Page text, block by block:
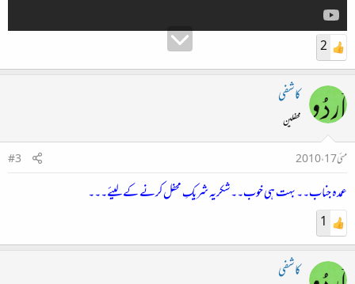
2
کاشفی
محفلین
مئی 17، 2010
#3
عمدہ جناب۔۔ بہت ہی خوب۔۔شکریہ شریکِ محفل کرنے کے لیئے۔۔۔
1
کاشفی